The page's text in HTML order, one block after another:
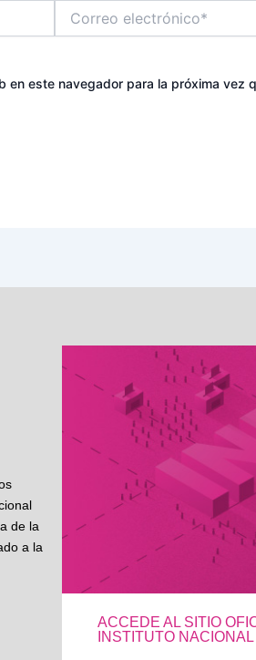
electrónico*
en este navegador para la próxima vez
de la
a la
ACCEDE AL SITIO
INSTITUTO